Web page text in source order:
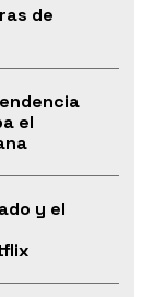
de
el
y el